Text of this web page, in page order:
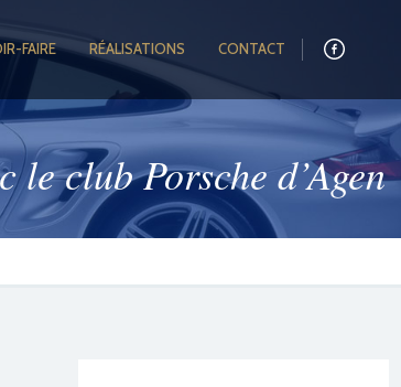
FAIRE RÉALISATIONS CONTACT
club Porsche d’Agen